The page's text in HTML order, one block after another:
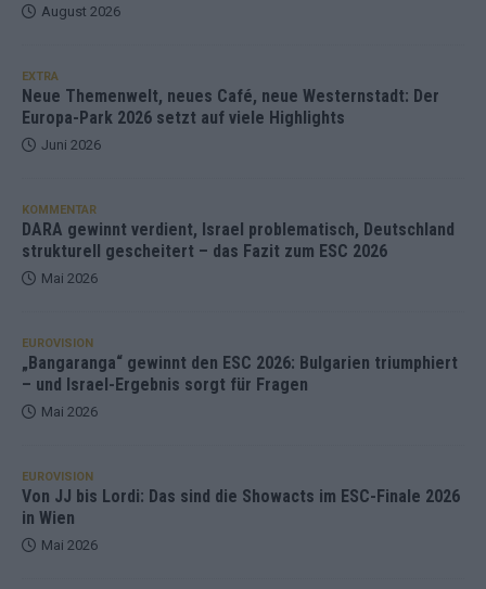
August 2026
EXTRA
Neue Themenwelt, neues Café, neue Westernstadt: Der
Europa-Park 2026 setzt auf viele Highlights
Juni 2026
KOMMENTAR
DARA gewinnt verdient, Israel problematisch, Deutschland
strukturell gescheitert – das Fazit zum ESC 2026
Mai 2026
EUROVISION
„Bangaranga“ gewinnt den ESC 2026: Bulgarien triumphiert
– und Israel-Ergebnis sorgt für Fragen
Mai 2026
EUROVISION
Von JJ bis Lordi: Das sind die Showacts im ESC-Finale 2026
in Wien
Mai 2026